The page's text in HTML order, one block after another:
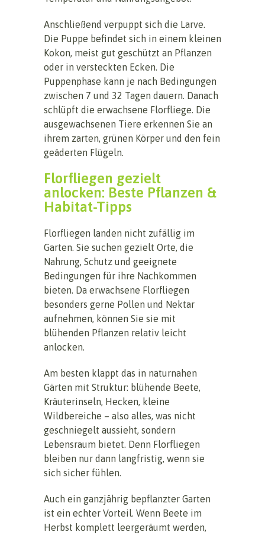
Anschließend verpuppt sich die Larve.
Die Puppe befindet sich in einem kleinen
Kokon, meist gut geschützt an Pflanzen
oder in versteckten Ecken. Die
Puppenphase kann je nach Bedingungen
zwischen 7 und 32 Tagen dauern. Danach
schlüpft die erwachsene Florfliege. Die
ausgewachsenen Tiere erkennen Sie an
ihrem zarten, grünen Körper und den fein
geäderten Flügeln.
Florfliegen gezielt
anlocken: Beste Pflanzen &
Habitat-Tipps
Florfliegen landen nicht zufällig im
Garten. Sie suchen gezielt Orte, die
Nahrung, Schutz und geeignete
Bedingungen für ihre Nachkommen
bieten. Da erwachsene Florfliegen
besonders gerne Pollen und Nektar
aufnehmen, können Sie sie mit
blühenden Pflanzen relativ leicht
anlocken.
Am besten klappt das in naturnahen
Gärten mit Struktur: blühende Beete,
Kräuterinseln, Hecken, kleine
Wildbereiche – also alles, was nicht
geschniegelt aussieht, sondern
Lebensraum bietet. Denn Florfliegen
bleiben nur dann langfristig, wenn sie
sich sicher fühlen.
Auch ein ganzjährig bepflanzter Garten
ist ein echter Vorteil. Wenn Beete im
Herbst komplett leergeräumt werden,